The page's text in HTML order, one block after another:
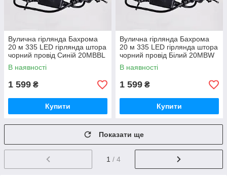
Вулична гірлянда Бахрома
20 м 335 LED гірлянда штора
чорний провід Синій 20MBBL
В наявності
1 599 ₴
Купити
Вулична гірлянда Бахрома
20 м 335 LED гірлянда штора
чорний провід Білий 20MBW
В наявності
1 599 ₴
Купити
Показати ще
1 / 4